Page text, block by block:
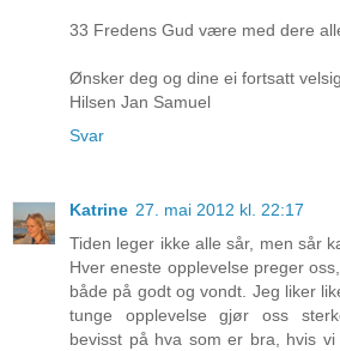
33 Fredens Gud være med dere
Ønsker deg og dine ei fortsatt
Hilsen Jan Samuel
Svar
Katrine 27. mai 2012 kl. 22:17
Tiden leger ikke alle sår, men sår
Hver eneste opplevelse preger
både på godt og vondt. Jeg liker
tunge opplevelse gjør oss
bevisst på hva som er bra, hvis